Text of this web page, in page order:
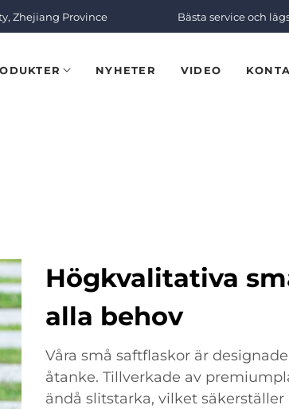
Zhejiang Province Bästa service och
NYHETER VIDEO
Högkvalitativa
alla behov
Våra små saftflaskor är
åtanke. Tillverkade av
ändå slitstarka, vilket